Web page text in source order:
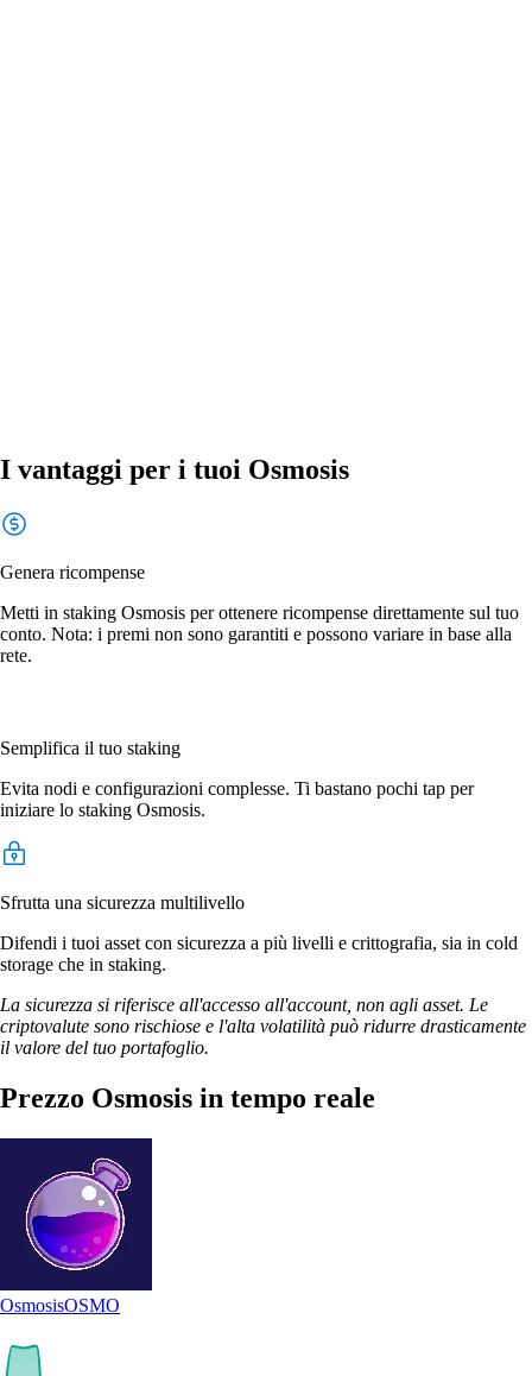
I vantaggi per i tuoi Osmosis
Genera ricompense
Metti in staking Osmosis per ottenere ricompense direttamente sul tuo
conto. Nota: i premi non sono garantiti e possono variare in base alla
rete.
Semplifica il tuo staking
Evita nodi e configurazioni complesse. Ti bastano pochi tap per
iniziare lo staking Osmosis.
Sfrutta una sicurezza multilivello
Difendi i tuoi asset con sicurezza a più livelli e crittografia, sia in cold
storage che in staking.
La sicurezza si riferisce all'accesso all'account, non agli asset. Le
criptovalute sono rischiose e l'alta volatilità può ridurre drasticamente
il valore del tuo portafoglio.
Prezzo Osmosis in tempo reale
OsmosisOSMO